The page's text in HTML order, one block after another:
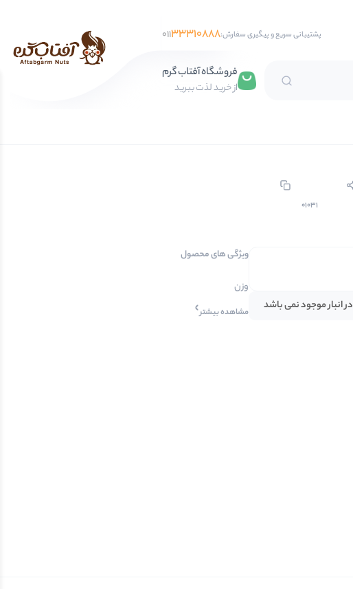
پشتیبانی سریع و پیگیری سفارش: 01133310888
تخمه جابانی
فندق با پوست
فروشگاه آفتاب گرم
از خرید لذت ببرید
01031
در انبار موجود نمی باشد
ویژگی های محصول
وزن
مشاهده بیشتر